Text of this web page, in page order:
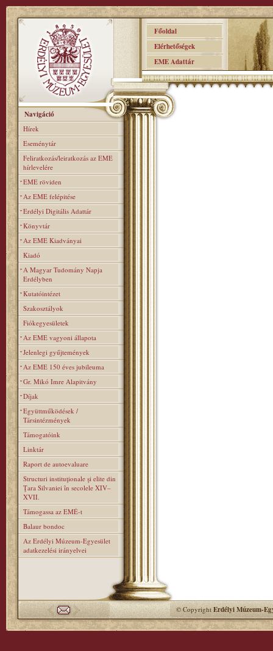
Főoldal
Elérhetőségek
EME Adattár
Navigáció
Hírek
Eseménytár
Feliratkozás/leiratkozás az EME
hírlevelére
EME röviden
Az EME felépitése
Erdélyi Digitális Adattár
Könyvtár
Az EME Kiadványai
Kiadó
A Magyar Tudomány Napja
Erdélyben
Kutatóintézet
Szakosztályok
Fiókegyesületek
Az EME vagyoni állapota
Jelenlegi gyűjtemények
Az EME 150 éves jubileuma
Gr. Mikó Imre Alapitvány
Díjak
Együttműködések /
Társintézmények
Támogatóink
Linktár
Raport de autoevaluare
Structuri instituţionale şi elite din
Ţara Silvaniei în secolele XIV–
XVII.
Támogassa az EMÉ-t
Balaur bondoc
Az Erdélyi Múzeum-Egyesület
adatkezelési irányelvei
© CopyrightErdélyi Múzeum-